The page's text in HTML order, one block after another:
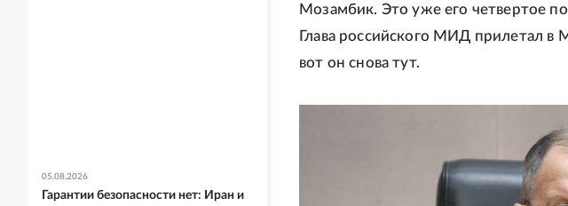
Мозамбик. Это уже его четвертое
Глава российского МИД прилетал в
вот он снова тут.
05.08.2026
Гарантии безопасности нет: Иран и